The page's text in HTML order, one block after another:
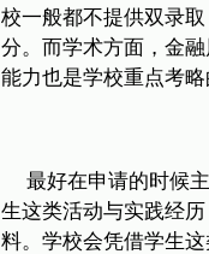
校一般都不提供双录
分。而学术方面，金
能力也是学校重点考略
最好在申请的时候
生这类活动与实践经
料。学校会凭借学生